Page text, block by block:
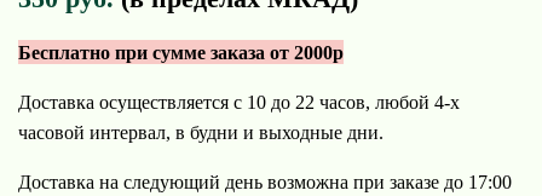
Бесплатно при сумме заказа от 2000р
Доставка осуществляется с 10 до 22 часов, любой 4-х
часовой интервал, в будни и выходные дни.
Доставка на следующий день возможна при заказе до 17:00